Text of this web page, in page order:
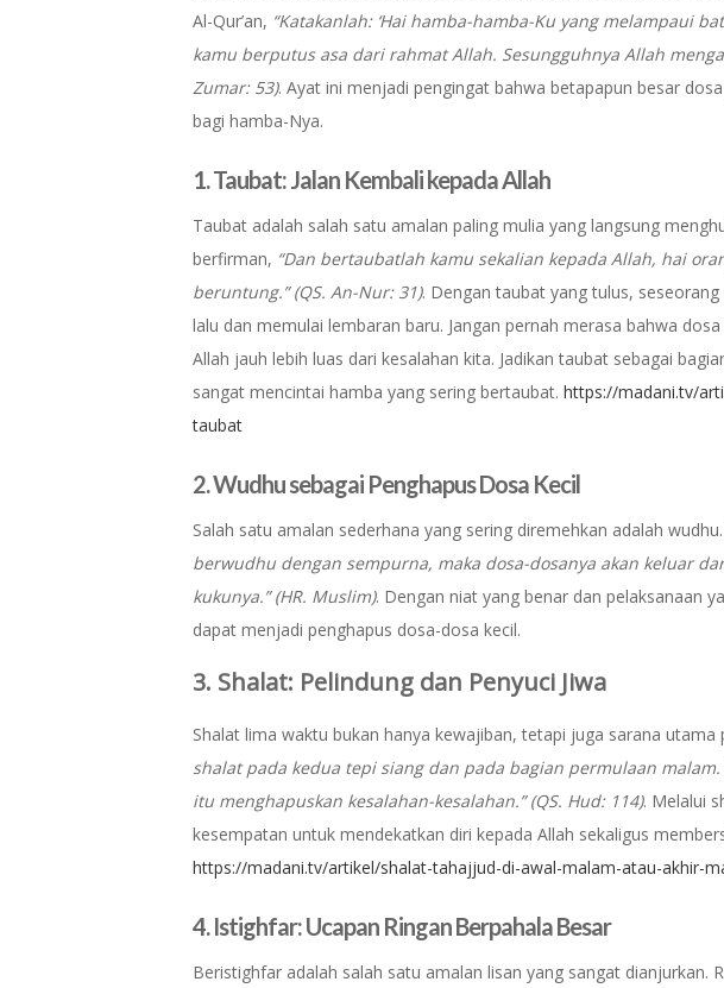
Al-Qur’an, “Katakanlah: ‘Hai hamba-hamba-Ku yang melampaui
kamu berputus asa dari rahmat Allah. Sesungguhnya Allah
Zumar: 53). Ayat ini menjadi pengingat bahwa betapapun besar
bagi hamba-Nya.
1.Taubat: Jalan Kembali kepada Allah
Taubat adalah salah satu amalan paling mulia yang langsung
berfirman, “Dan bertaubatlah kamu sekalian kepada Allah, hai
beruntung.” (QS. An-Nur: 31). Dengan taubat yang tulus,
lalu dan memulai lembaran baru. Jangan pernah merasa bahwa
Allah jauh lebih luas dari kesalahan kita. Jadikan taubat sebagai
sangat mencintai hamba yang sering bertaubat. https://madani.tv/
taubat
2. Wudhu sebagai Penghapus Dosa Kecil
Salah satu amalan sederhana yang sering diremehkan adalah
berwudhu dengan sempurna, maka dosa-dosanya akan keluar
kukunya.” (HR. Muslim). Dengan niat yang benar dan pelaksanaan
dapat menjadi penghapus dosa-dosa kecil.
3. Shalat: Pelindung dan Penyuci Jiwa
Shalat lima waktu bukan hanya kewajiban, tetapi juga sarana utama
shalat pada kedua tepi siang dan pada bagian permulaan
itu menghapuskan kesalahan-kesalahan.” (QS. Hud: 114). Melalui
kesempatan untuk mendekatkan diri kepada Allah sekaligus
https://madani.tv/artikel/shalat-tahajjud-di-awal-malam-atau-akhir-
4. Istighfar: Ucapan Ringan Berpahala Besar
Beristighfar adalah salah satu amalan lisan yang sangat dianjurkan.